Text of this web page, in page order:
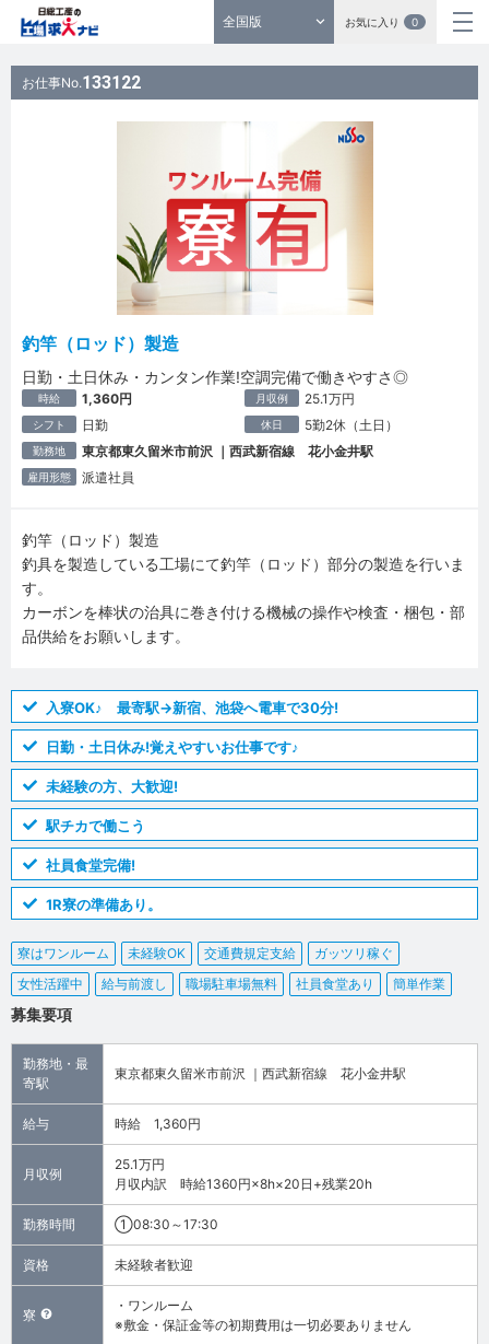
全国版 お気に入り 0
お仕事No.133122
釣竿（ロッド）製造
日勤・土日休み・カンタン作業!空調完備で働きやすさ◎
時給 1,360円 月収例 25.1万円
シフト 日勤 休日 5勤2休（土日）
勤務地 東京都東久留米市前沢 ｜西武新宿線 花小金井駅
雇用形態 派遣社員
釣竿（ロッド）製造
釣具を製造している工場にて釣竿（ロッド）部分の製造を行いま
す。
カーボンを棒状の治具に巻き付ける機械の操作や検査・梱包・部
品供給をお願いします。
入寮OK♪ 最寄駅→新宿、池袋へ電車で30分!
日勤・土日休み!覚えやすいお仕事です♪
未経験の方、大歓迎!
駅チカで働こう
社員食堂完備!
1R寮の準備あり。
寮はワンルーム 未経験OK 交通費規定支給
ガッツリ稼ぐ
女性活躍中
給与前渡し 職場駐車場無料 社員食堂あり 簡単作業
募集要項
勤務地・最
寄駅
東京都東久留米市前沢 ｜西武新宿線 花小金井駅
給与 時給 1,360円
月収例
25.1万円
月収内訳 時給1360円×8h×20日+残業20h
勤務時間 ①08:30～17:30
資格 未経験者歓迎
寮
・ワンルーム
※敷金・保証金等の初期費用は一切必要ありません